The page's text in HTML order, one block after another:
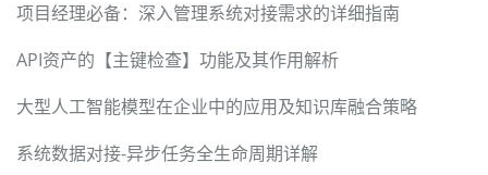
项目经理必备：深入管理系统对接需求的详细指南
API资产的【主键检查】功能及其作用解析
大型人工智能模型在企业中的应用及知识库融合策略
系统数据对接-异步任务全生命周期详解